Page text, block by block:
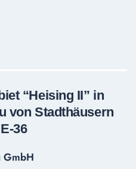
“Heising II” in
von Stadthäusern
36
GmbH